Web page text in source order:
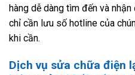
hàng dễ dàng tìm đến và
chỉ cần lưu số hotline của
khi cần.
Dịch vụ sửa chữa điện